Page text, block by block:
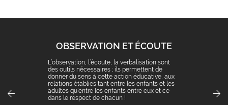
OBSERVATION ET ÉCOUTE
L’observation, l’écoute, la verbalisation sont
des outils nécessaires ; ils permettent de
donner du sens à cette action éducative, aux
relations établies tant entre les enfants et les
adultes qu’entre les enfants entre eux et ce
dans le respect de chacun !